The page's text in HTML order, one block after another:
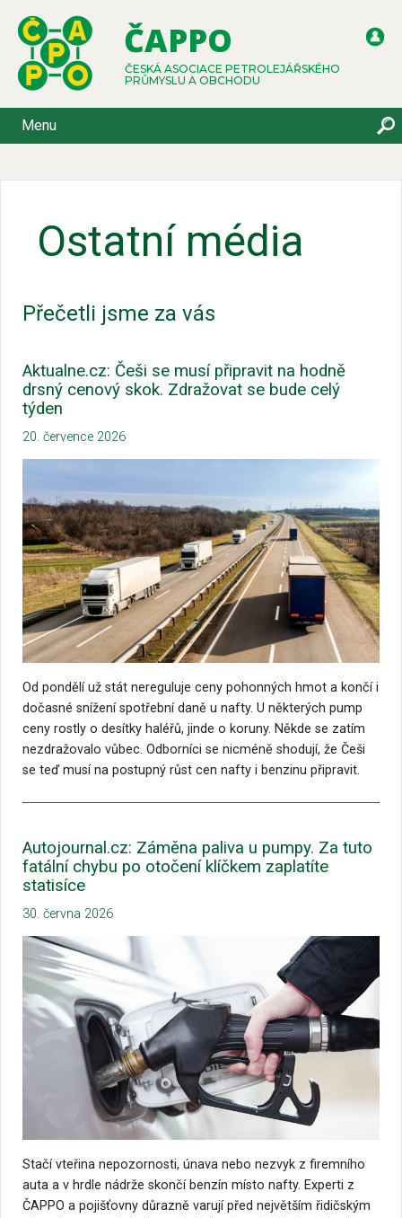
ČAPPO
ČESKÁ ASOCIACE PETROLEJÁŘSKÉHO
PRŮMYSLU A OBCHODU
Menu
Ostatní média
Přečetli jsme za vás
Aktualne.cz: Češi se musí připravit na hodně
drsný cenový skok. Zdražovat se bude celý
týden
20. července 2026
Od pondělí už stát nereguluje ceny pohonných hmot a končí i
dočasné snížení spotřební daně u nafty. U některých pump
ceny rostly o desítky haléřů, jinde o koruny. Někde se zatím
nezdražovalo vůbec. Odborníci se nicméně shodují, že Češi
se teď musí na postupný růst cen nafty i benzinu připravit.
Autojournal.cz: Záměna paliva u pumpy. Za tuto
fatální chybu po otočení klíčkem zaplatíte
statisíce
30. června 2026
Stačí vteřina nepozornosti, únava nebo nezvyk z firemního
auta a v hrdle nádrže skončí benzín místo nafty. Experti z
ČAPPO a pojišťovny důrazně varují před největším řidičským